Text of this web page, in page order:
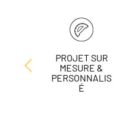
PROJET SUR
MESURE &
PERSONNALIS
É